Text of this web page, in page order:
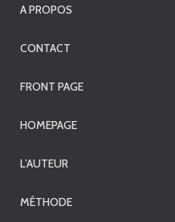
A PROPOS
CONTACT
FRONT PAGE
HOMEPAGE
L’AUTEUR
MÉTHODE